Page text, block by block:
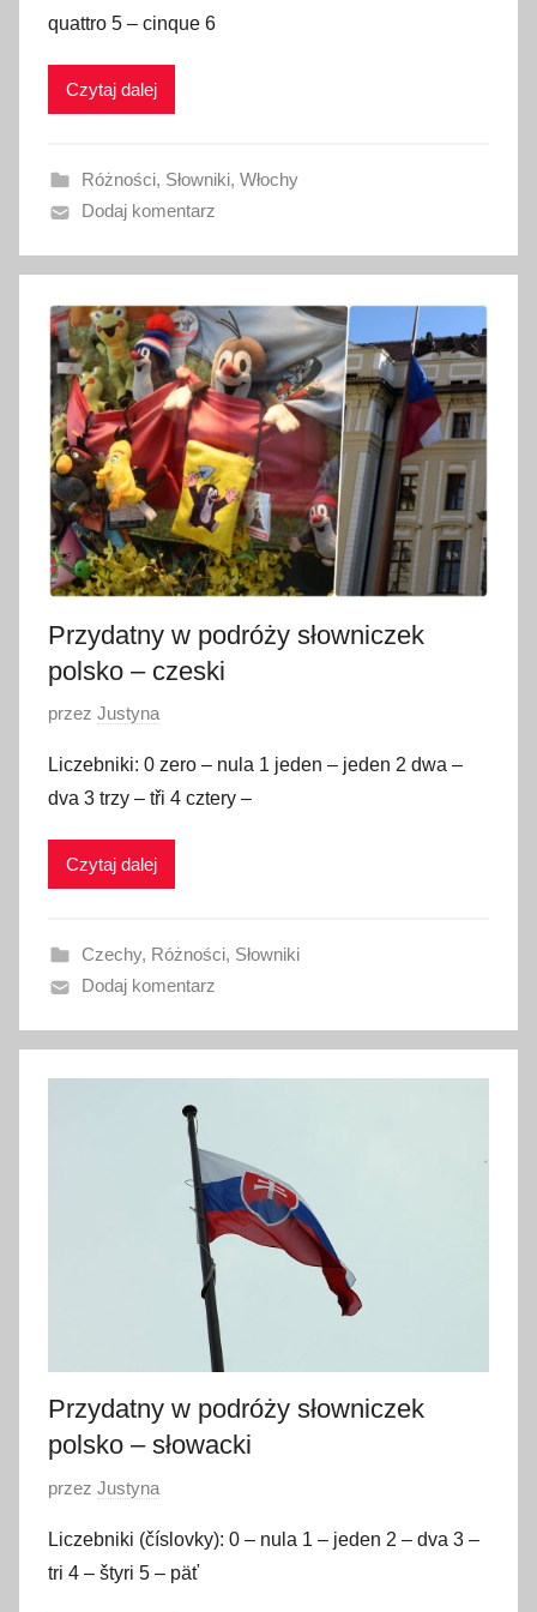
b
l
w
a
o
1
9
s
t
y
c
z
n
i
a
2
2
1
quattro 5 – cinque 6
Czytaj dalej
Różności, Słowniki, Włochy
Dodaj komentarz
Przydatny w podróży słowniczek
polsko – czeski
O
u
b
l
w
a
o
r
n
k
a
1
przez Justyna
Liczebniki: 0 zero – nula 1 jeden – jeden 2 dwa –
dva 3 trzy – tři 4 cztery –
Czytaj dalej
Czechy, Różności, Słowniki
Dodaj komentarz
Przydatny w podróży słowniczek
polsko – słowacki
O
u
b
przez Justyna
Liczebniki (číslovky): 0 – nula 1 – jeden 2 – dva 3 –
tri 4 – štyri 5 – päť